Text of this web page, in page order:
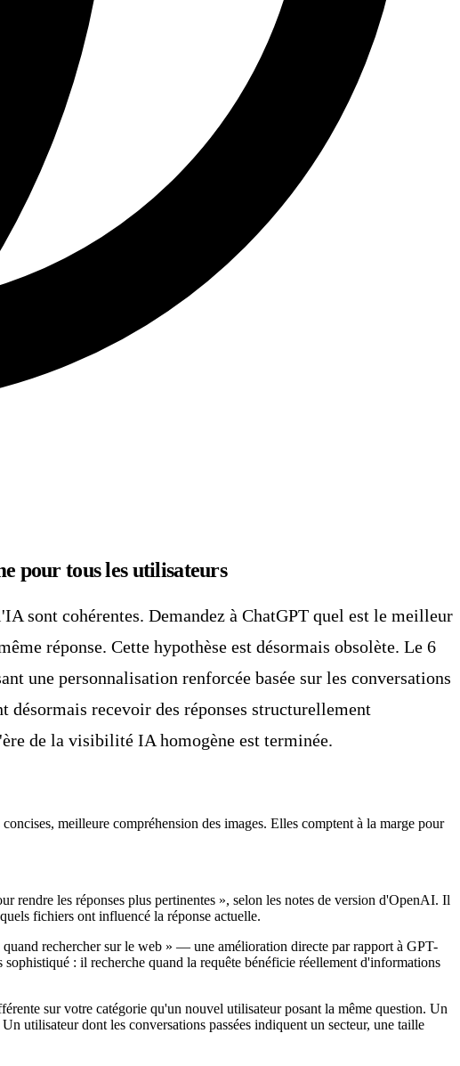
pour tous les utilisateurs
sont cohérentes. Demandez à ChatGPT quel est le meilleur
réponse. Cette hypothèse est désormais obsolète. Le 6
une personnalisation renforcée basée sur les conversations
désormais recevoir des réponses structurellement
de la visibilité IA homogène est terminée.
meilleure compréhension des images. Elles comptent à la marge pour
rendre les réponses plus pertinentes », selon les notes de version d'OpenAI. Il
fichiers ont influencé la réponse actuelle.
rechercher sur le web » — une amélioration directe par rapport à GPT-
: il recherche quand la requête bénéficie réellement d'informations
sur votre catégorie qu'un nouvel utilisateur posant la même question. Un
utilisateur dont les conversations passées indiquent un secteur, une taille